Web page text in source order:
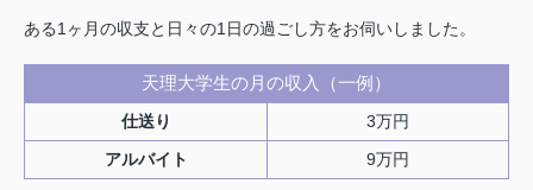
ある1ヶ月の収支と日々の1日の過ごし方をお伺いしました。
天理大学生の月の収入（一例）
仕送り
3万円
アルバイト
9万円